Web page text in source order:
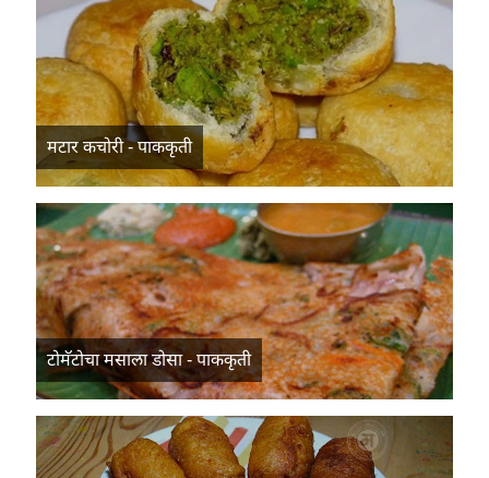
मटार कचोरी - पाककृती
टोमॅटोचा मसाला डोसा - पाककृती